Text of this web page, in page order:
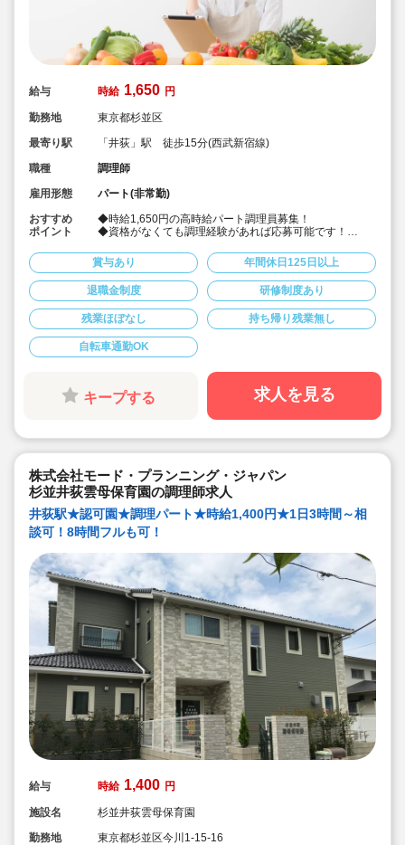
給与 時給 1,650 円
勤務地
東京都杉並区
最寄り駅
「井荻」駅 徒歩15分(西武新宿線)
職種
調理師
雇用形態
パート(非常勤)
おすすめ
ポイント
◆時給1,650円の高時給パート調理員募集！
◆資格がなくても調理経験があれば応募可能です！
献立にそって調理頂ける調理員の募集です！
◆雲母保育園は60名以下のコンパクトなサイズの園にな
りますので、食数も少なめです！
◆1日6時間の勤務から相談可能です！もちろん8時間の
勤務も相談可能！仕事もプライベートも両立出来ます。
◆残業なし！定時あがり！
◆日々の保育を大切に楽しくお仕事出来ます（行事準
備・書き物類軽減されています）
◆保育園での調理経験がある方大歓迎！病院や高齢者施
設での経験がある方も大歓迎です！
◆職員同士の協力を大切にしています！（先輩スタッフ
がサポートします！）
賞与あり 年間休日125日以上
退職金制度 研修制度あり
残業ほぼなし 持ち帰り残業無し
自転車通勤OK
キープする 求人を見る
株式会社モード・プランニング・ジャパン
杉並井荻雲母保育園の調理師求人
井荻駅★認可園★調理パート★時給1,400円★1日3時間～相
談可！8時間フルも可！
給与 時給 1,400 円
施設名
杉並井荻雲母保育園
勤務地
東京都杉並区今川1-15-16